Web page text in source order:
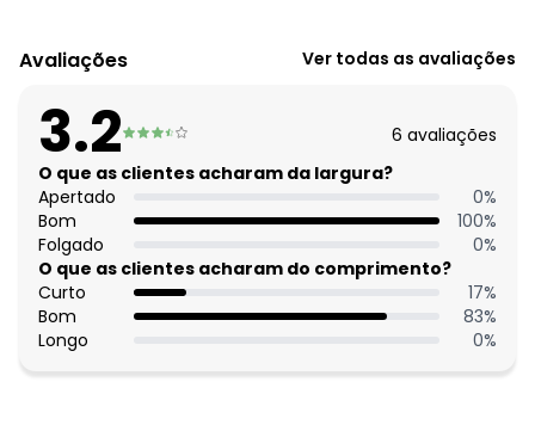
Código do produto: 3814783
Comprimento da manga: Curta
Tecido: Tecido plano listrado sustentável 180g 100% fibras
diversas tela
Histórico de preços
O preço apresentado abaixo é o menor oferecido em
algum dia do mês, para o menor tamanho disponível.
agosto/2026
julho/2026 N/D*
junho/2026 N/D*
maio/2026 N/D*
abril/2026 N/D*
Avaliações Ver todas as avaliações
3.2 6 avaliações
O que as clientes acharam da largura?
Apertado
0%
Bom
100%
Folgado
0%
O que as clientes acharam do comprimento?
Curto
17%
Bom
83%
Longo
0%